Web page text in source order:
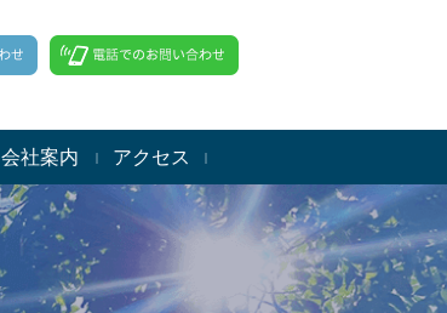
会社案内 アクセス